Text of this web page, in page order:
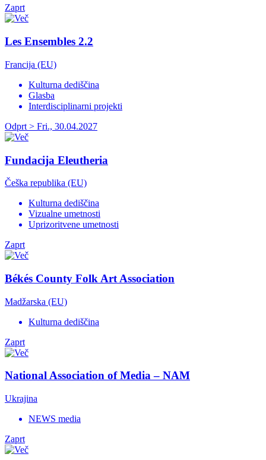
Zaprt
Les Ensembles 2.2
Francija (EU)
Kulturna dediščina
Glasba
Interdisciplinarni projekti
Odprt > Fri., 30.04.2027
Fundacija Eleutheria
Češka republika (EU)
Kulturna dediščina
Vizualne umetnosti
Uprizoritvene umetnosti
Zaprt
Békés County Folk Art Association
Madžarska (EU)
Kulturna dediščina
Zaprt
National Association of Media – NAM
Ukrajina
NEWS media
Zaprt